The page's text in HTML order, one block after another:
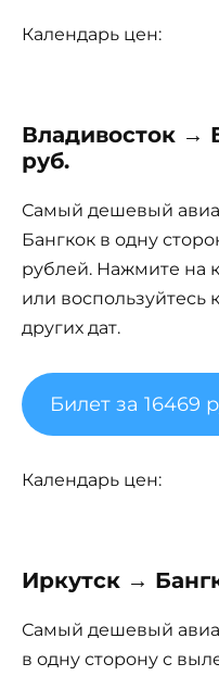
Календарь цен:
Владивосток →
руб.
Самый дешевый
Бангкок в одну
рублей. Нажмите на
или воспользуйтесь
других дат.
Билет за 16469
Календарь цен:
Иркутск →
Самый дешевый
в одну сторону с